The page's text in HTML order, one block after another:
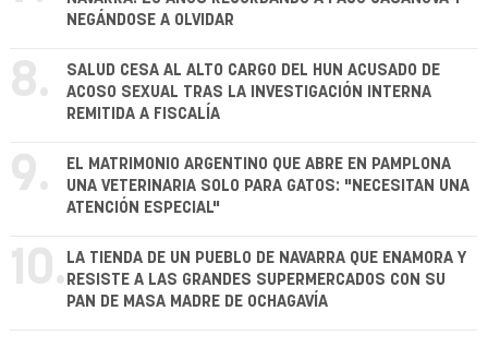
NEGÁNDOSE A OLVIDAR
8.
SALUD CESA AL ALTO CARGO DEL HUN ACUSADO DE
ACOSO SEXUAL TRAS LA INVESTIGACIÓN INTERNA
REMITIDA A FISCALÍA
9.
EL MATRIMONIO ARGENTINO QUE ABRE EN PAMPLONA
UNA VETERINARIA SOLO PARA GATOS: "NECESITAN UNA
ATENCIÓN ESPECIAL"
10. LA TIENDA DE UN PUEBLO DE NAVARRA QUE ENAMORA Y
RESISTE A LAS GRANDES SUPERMERCADOS CON SU
PAN DE MASA MADRE DE OCHAGAVÍA